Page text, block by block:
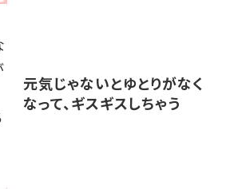
元気じゃないとゆとりがなく
なって、ギスギスしちゃう